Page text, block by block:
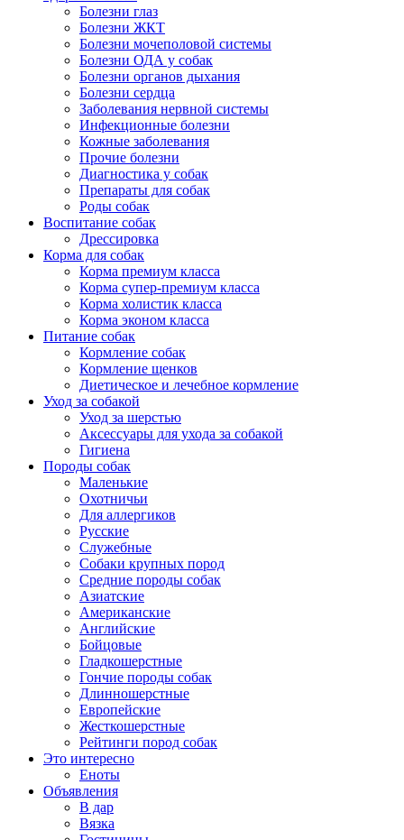
Болезни глаз
Болезни ЖКТ
Болезни мочеполовой системы
Болезни ОДА у собак
Болезни органов дыхания
Болезни сердца
Заболевания нервной системы
Инфекционные болезни
Кожные заболевания
Прочие болезни
Диагностика у собак
Препараты для собак
Роды собак
Воспитание собак
Дрессировка
Корма для собак
Корма премиум класса
Корма супер-премиум класса
Корма холистик класса
Корма эконом класса
Питание собак
Кормление собак
Кормление щенков
Диетическое и лечебное кормление
Уход за собакой
Уход за шерстью
Аксессуары для ухода за собакой
Гигиена
Породы собак
Маленькие
Охотничьи
Для аллергиков
Русские
Служебные
Собаки крупных пород
Средние породы собак
Азиатские
Американские
Английские
Бойцовые
Гладкошерстные
Гончие породы собак
Длинношерстные
Европейские
Жесткошерстные
Рейтинги пород собак
Это интересно
Еноты
Объявления
В дар
Вязка